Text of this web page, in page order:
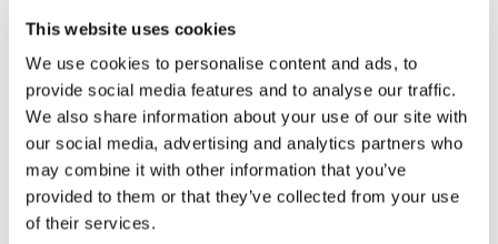
This website uses cookies
We use cookies to personalise content and ads, to
provide social media features and to analyse our traffic.
We also share information about your use of our site with
our social media, advertising and analytics partners who
may combine it with other information that you’ve
provided to them or that they’ve collected from your use
of their services.